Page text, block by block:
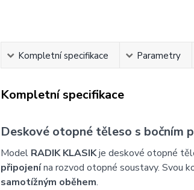
Kompletní specifikace Parametry
Kompletní specifikace
Deskové otopné těleso s bočním
Model RADIK KLASIKje deskové otopné
připojenína rozvod otopné soustavy. Svou
samotížným oběhem.